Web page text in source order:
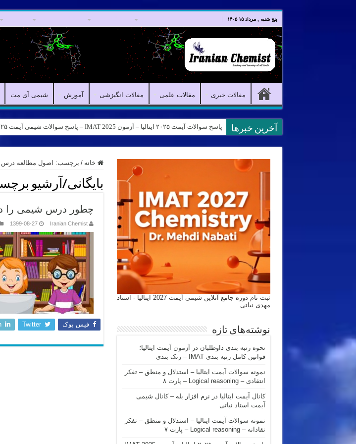
پنج شنبه , مرداد ۱۵ ۱۴۰۵
مقالات خبری مقالات علمی مقالات انگیزشی آموزش شیمی آی مت
آخرین خبرها پاسخ سوالات آیمت ۲۰۲۵ ایتالیا – آزمون IMAT 2025 – پاسخ سوالات شیمی آیمت ۲۰۲۵
نمونه سوالات آیمت ایتالیا – استدلال و منطق – تفکر نقاد – Logical reasoning – پارت ۶
خانه / برچسب: اصول مطالعه
بایگانی/آرشیو
چطور درس شیمی را در کنکور
Iranian Chemist
1399-08-27
فیس بوک Twitter
ثبت نام دوره جامع آنلاین شیمی آیمت 2027 ایتالیا - استاد
مهدی نباتی
نوشته‌های تازه
نحوه رتبه بندی داوطلبان در آزمون آیمت ایتالیا؛
قوانین کامل رتبه بندی IMAT – رنک بندی
نمونه سوالات آیمت ایتالیا – استدلال و منطق – تفکر
انتقادی – Logical reasoning – پارت ۸
کانال آیمت ایتالیا در نرم افزار بله – کانال شیمی
آیمت استاد نباتی
نمونه سوالات آیمت ایتالیا – استدلال و منطق – تفکر
نقادانه – Logical reasoning – پارت ۷